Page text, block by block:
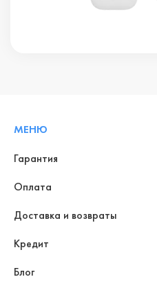
МЕНЮ
Гарантия
Оплата
Доставка и возвраты
Кредит
Блог